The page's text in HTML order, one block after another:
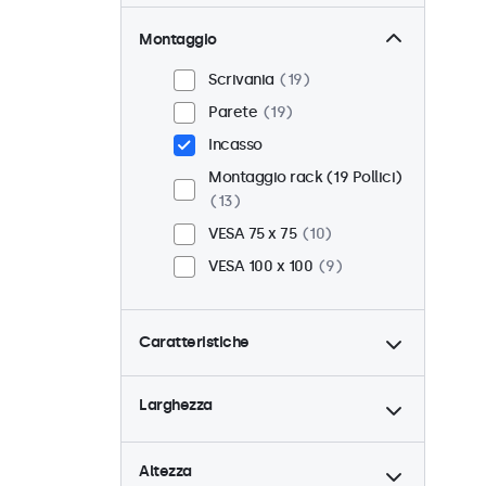
Montaggio
Scrivania
19
Parete
19
Incasso
Montaggio rack (19 Pollici)
13
VESA 75 x 75
10
VESA 100 x 100
9
Caratteristiche
4:3 / 5:4
6
9-36 Volt
Dimmerabile
19
Lettore multimediale USB
Larghezza
Altezza